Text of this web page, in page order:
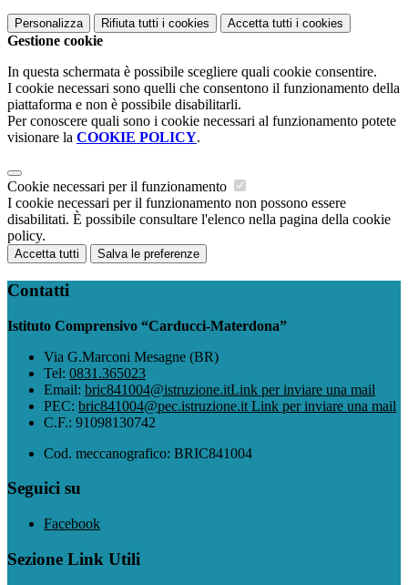
Personalizza Rifiuta tutti i cookies Accetta tutti i cookies
Gestione cookie
In questa schermata è possibile scegliere quali cookie consentire.
I cookie necessari sono quelli che consentono il funzionamento della
piattaforma e non è possibile disabilitarli.
Per conoscere quali sono i cookie necessari al funzionamento potete
visionare la COOKIE POLICY.
Cookie necessari per il funzionamento
I cookie necessari per il funzionamento non possono essere
disabilitati. È possibile consultare l'elenco nella pagina della cookie
policy.
Accetta tutti Salva le preferenze
Contatti
Istituto Comprensivo “Carducci-Materdona”
Via G.Marconi Mesagne (BR)
Tel: 0831.365023
Email: bric841004@istruzione.itLink per inviare una mail
PEC: bric841004@pec.istruzione.it Link per inviare una mail
C.F.: 91098130742
Cod. meccanografico: BRIC841004
Seguici su
Facebook
Sezione Link Utili